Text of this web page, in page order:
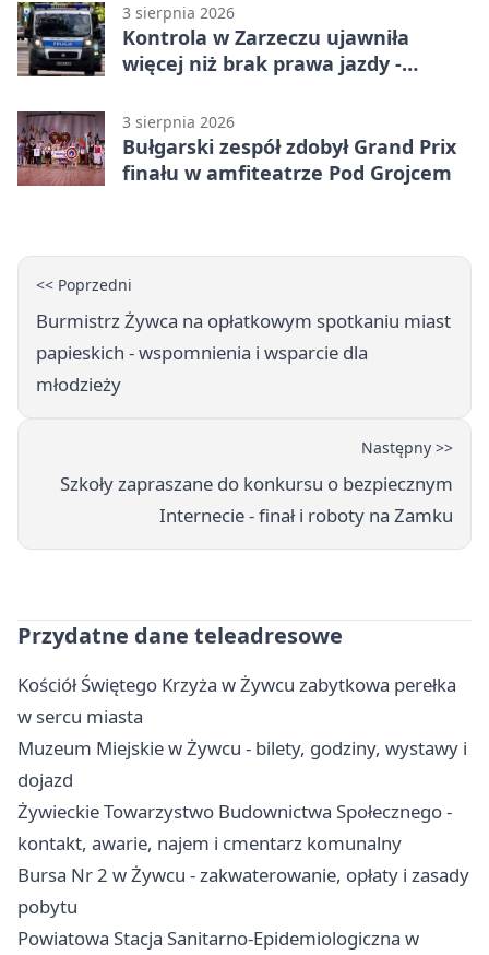
3 sierpnia 2026
Kontrola w Zarzeczu ujawniła
więcej niż brak prawa jazdy -
3 sierpnia 2026
Bułgarski zespół zdobył Grand Prix
finału w amfiteatrze Pod Grojcem
<< Poprzedni
Burmistrz Żywca na opłatkowym spotkaniu miast
papieskich - wspomnienia i wsparcie dla
młodzieży
Następny >>
Szkoły zapraszane do konkursu o bezpiecznym
Internecie - finał i roboty na Zamku
Przydatne dane teleadresowe
Kościół Świętego Krzyża w Żywcu zabytkowa perełka
w sercu miasta
Muzeum Miejskie w Żywcu - bilety, godziny, wystawy i
dojazd
Żywieckie Towarzystwo Budownictwa Społecznego -
kontakt, awarie, najem i cmentarz komunalny
Bursa Nr 2 w Żywcu - zakwaterowanie, opłaty i zasady
pobytu
Powiatowa Stacja Sanitarno-Epidemiologiczna w